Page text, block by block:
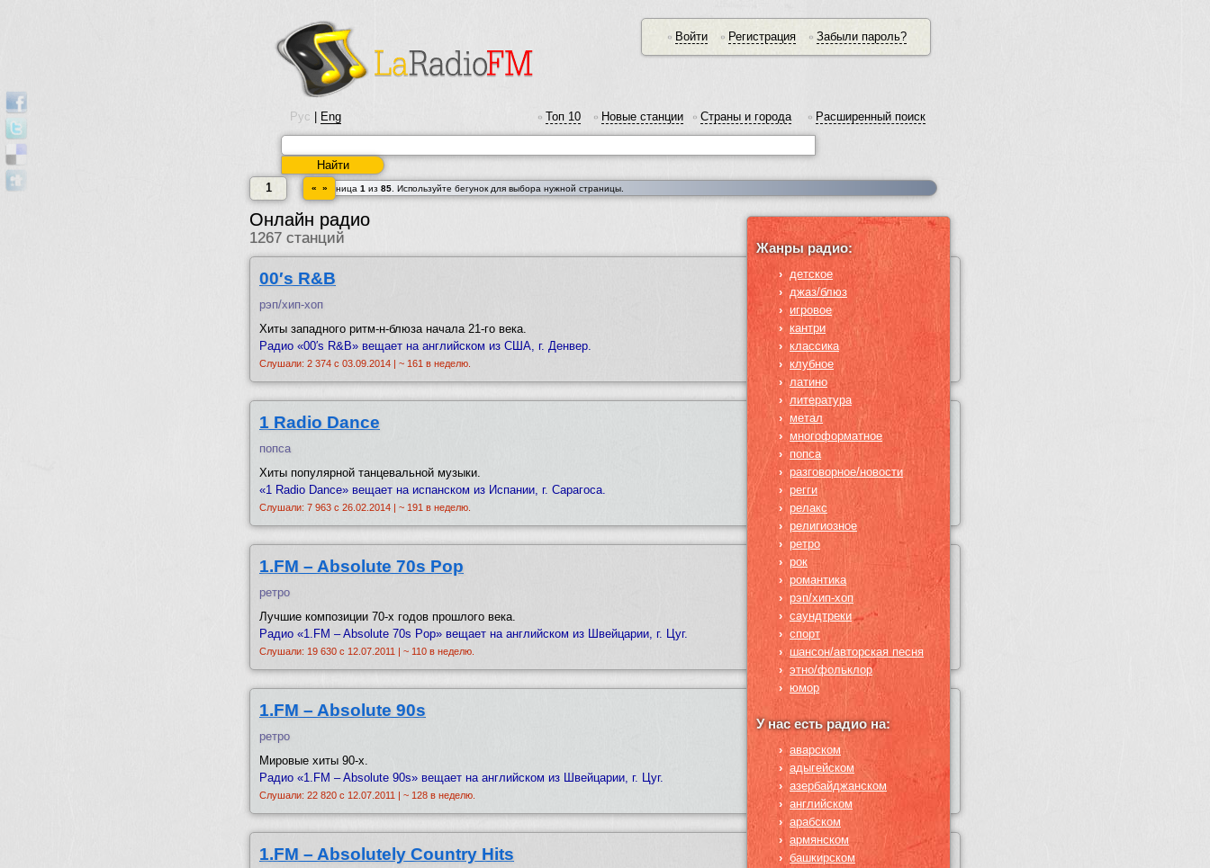
Рус Eng
1 Cтраница 1 из 85 . Используйте бегунок для выбора нужной страницы.
« »
Онлайн радио
1267 станций
00′s R&B
рэп/хип-хоп
Хиты западного ритм-н-блюза начала 21-го века.
Радио «00′s R&B» вещает на английском из США, г. Денвер.
Слушали: 2 374 с 03.09.2014 | ~ 161 в неделю.
1 Radio Dance
попса
Хиты популярной танцевальной музыки.
«1 Radio Dance» вещает на испанском из Испании, г. Сарагоса.
Слушали: 7 963 с 26.02.2014 | ~ 191 в неделю.
1.FM – Absolute 70s Pop
ретро
Лучшие композиции 70-х годов прошлого века.
Радио «1.FM – Absolute 70s Pop» вещает на английском из Швейцарии, г. Цуг.
Слушали: 19 630 с 12.07.2011 | ~ 110 в неделю.
1.FM – Absolute 90s
ретро
Мировые хиты 90-х.
Радио «1.FM – Absolute 90s» вещает на английском из Швейцарии, г. Цуг.
Слушали: 22 820 с 12.07.2011 | ~ 128 в неделю.
1.FM – Absolutely Country Hits
Жанры радио:
› детское
› джаз/блюз
› игровое
› кантри
› классика
› клубное
› латино
› литература
› метал
› многоформатное
› попса
› разговорное/новости
› регги
› релакс
› религиозное
› ретро
› рок
› романтика
› рэп/хип-хоп
› саундтреки
› спорт
› шансон/авторская песня
› этно/фольклор
› юмор
У нас есть радио на:
› аварском
› адыгейском
› азербайджанском
› английском
› арабском
› армянском
› башкирском
• Топ 10 • Новые станции • Страны и города • Расширенный поиск
• Войти • Регистрация • Забыли пароль?